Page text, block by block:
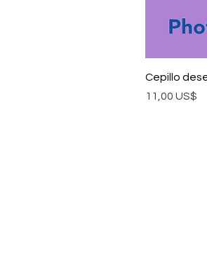
Cepillo
Precio
11,00 US$